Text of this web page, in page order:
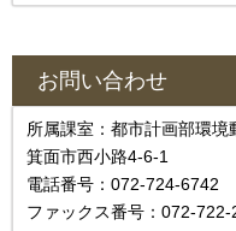
お問い合わせ
所属課室：都市計画部環
箕面市西小路4-6-1
電話番号：072-724-6742
ファックス番号：072-722-